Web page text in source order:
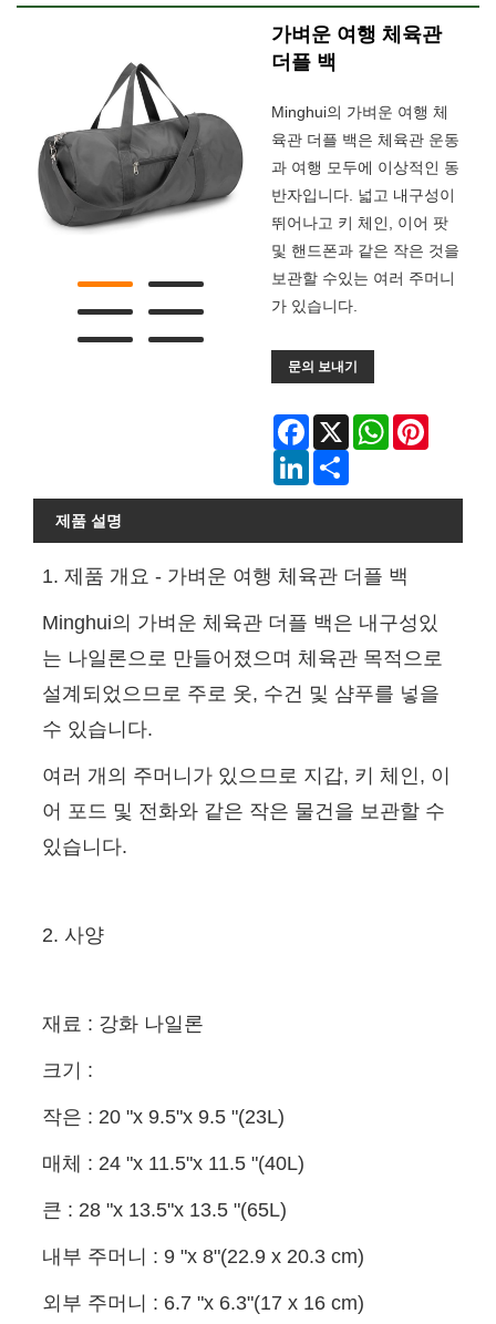
가벼운 여행 체육관
더플 백
Minghui의 가벼운 여행 체
육관 더플 백은 체육관 운동
과 여행 모두에 이상적인 동
반자입니다. 넓고 내구성이
뛰어나고 키 체인, 이어 팟
및 핸드폰과 같은 작은 것을
보관할 수있는 여러 주머니
가 있습니다.
문의 보내기
Facebook
X WhatsApp
LinkedIn
제품 설명
1. 제품 개요 - 가벼운 여행 체육관 더플 백
Minghui의 가벼운 체육관 더플 백은 내구성있
는 나일론으로 만들어졌으며 체육관 목적으로
설계되었으므로 주로 옷, 수건 및 샴푸를 넣을
수 있습니다.
여러 개의 주머니가 있으므로 지갑, 키 체인, 이
어 포드 및 전화와 같은 작은 물건을 보관할 수
있습니다.
2. 사양
재료 : 강화 나일론
크기 :
작은 : 20 "x 9.5"x 9.5 "(23L)
매체 : 24 "x 11.5"x 11.5 "(40L)
큰 : 28 "x 13.5"x 13.5 "(65L)
내부 주머니 : 9 "x 8"(22.9 x 20.3 cm)
외부 주머니 : 6.7 "x 6.3"(17 x 16 cm)